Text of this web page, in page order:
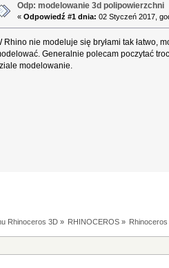
Odp: modelowanie 3d polipowierzchni
« Odpowiedź #1 dnia: 02 Styczeń 2017,
Rhino nie modeluje się bryłami tak łatwo,
Generalnie polecam poczytać
modelowanie.
Rhinoceros 3D» RHINOCEROS »